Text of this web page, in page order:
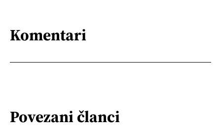
Komentari
Povezani članci